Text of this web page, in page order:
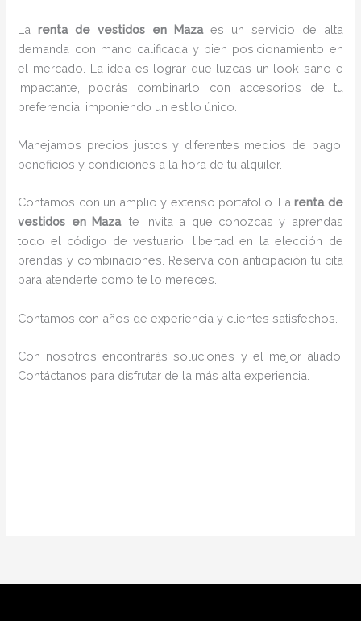
Larenta de vestidos en Maza es un servicio de alta
demanda con mano calificada y bien posicionamiento en
el mercado. La idea es lograr que luzcas un look sano e
impactante, podrás combinarlo con accesorios de tu
preferencia, imponiendo un estilo único.
Manejamos precios justos y diferentes medios de pago,
beneficios y condiciones a la hora de tu alquiler.
Contamos con un amplio y extenso portafolio. Larenta de
vestidos en Maza, te invita a que conozcas y aprendas
todo el código de vestuario, libertad en la elección de
prendas y combinaciones. Reserva con anticipación tu cita
para atenderte como te lo mereces.
Contamos con años de experiencia y clientes satisfechos.
Con nosotros encontrarás soluciones y el mejor aliado.
Contáctanos para disfrutar de la más alta experiencia.